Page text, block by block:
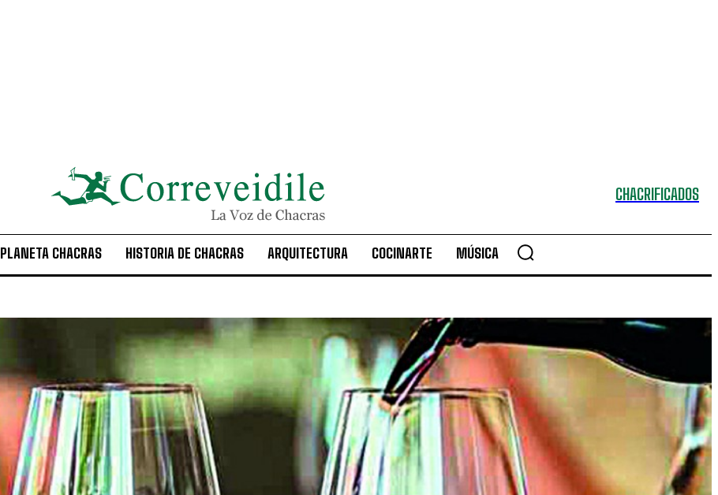
CHACRIFICADOS
PLANETA CHACRAS HISTORIA DE CHACRAS ARQUITECTURA COCINARTE MÚSICA